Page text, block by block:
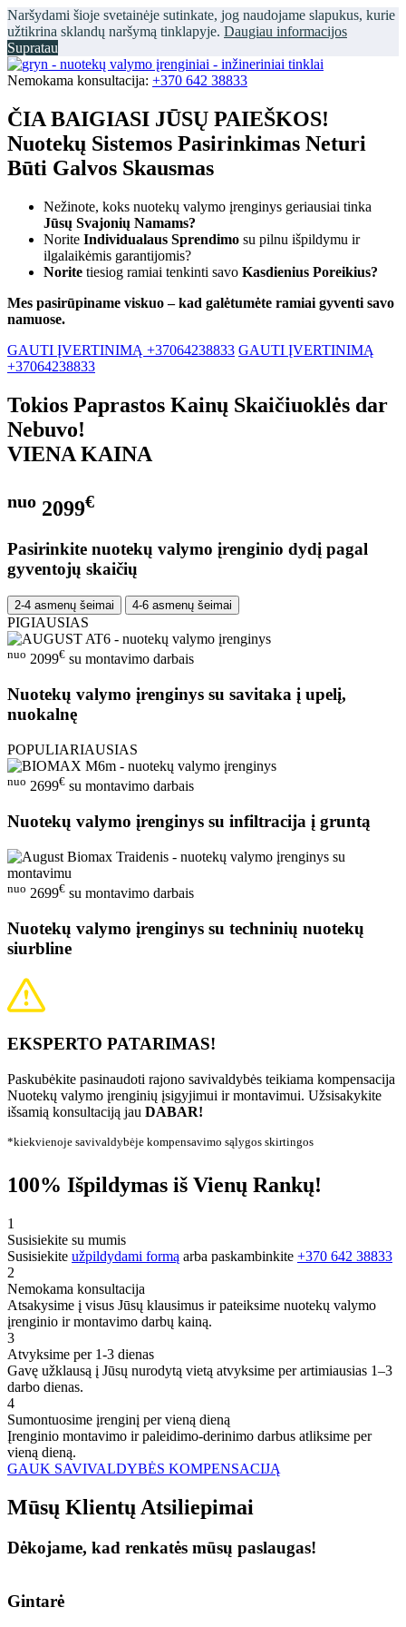
Naršydami šioje svetainėje sutinkate, jog naudojame slapukus, kurie
užtikrina sklandų naršymą tinklapyje. Daugiau informacijos
Supratau
Nemokama konsultacija: +370 642 38833
ČIA BAIGIASI JŪSŲ PAIEŠKOS!
Nuotekų Sistemos Pasirinkimas Neturi
Būti Galvos Skausmas
Nežinote, koks nuotekų valymo įrenginys geriausiai tinka
Jūsų Svajonių Namams?
Norite Individualaus Sprendimo su pilnu išpildymu ir
ilgalaikėmis garantijomis?
Norite tiesiog ramiai tenkinti savo Kasdienius Poreikius?
Mes pasirūpiname viskuo – kad galėtumėte ramiai gyventi savo
namuose.
GAUTI ĮVERTINIMĄ +37064238833 GAUTI ĮVERTINIMĄ
+37064238833
Tokios Paprastos Kainų Skaičiuoklės dar
Nebuvo!
VIENA KAINA
nuo 2099€
Pasirinkite nuotekų valymo įrenginio dydį pagal
gyventojų skaičių
2-4 asmenų šeimai 4-6 asmenų šeimai
PIGIAUSIAS
nuo 2099€ su montavimo darbais
Nuotekų valymo įrenginys su savitaka į upelį,
nuokalnę
POPULIARIAUSIAS
nuo 2699€ su montavimo darbais
Nuotekų valymo įrenginys su infiltracija į gruntą
nuo 2699€ su montavimo darbais
Nuotekų valymo įrenginys su techninių nuotekų
siurbline
EKSPERTO PATARIMAS!
Paskubėkite pasinaudoti rajono savivaldybės teikiama kompensacija
Nuotekų valymo įrenginių įsigyjimui ir montavimui. Užsisakykite
išsamią konsultaciją jau DABAR!
*kiekvienoje savivaldybėje kompensavimo sąlygos skirtingos
100% Išpildymas iš Vienų Rankų!
1
Susisiekite su mumis
Susisiekite užpildydami formą arba paskambinkite +370 642 38833
2
Nemokama konsultacija
Atsakysime į visus Jūsų klausimus ir pateiksime nuotekų valymo
įrenginio ir montavimo darbų kainą.
3
Atvyksime per 1-3 dienas
Gavę užklausą į Jūsų nurodytą vietą atvyksime per artimiausias 1–3
darbo dienas.
4
Sumontuosime įrenginį per vieną dieną
Įrenginio montavimo ir paleidimo-derinimo darbus atliksime per
vieną dieną.
GAUK SAVIVALDYBĖS KOMPENSACIJĄ
Mūsų Klientų Atsiliepimai
Dėkojame, kad renkatės mūsų paslaugas!
Gintarė